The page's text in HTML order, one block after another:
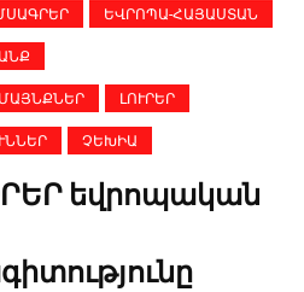
ԵՎՐՈՊԱ-ՀԱՅԱՍՏԱՆ
ԼՈՒՐԵՐ
ՉԵԽԻԱ
ՕՐԵՐ եվրոպական